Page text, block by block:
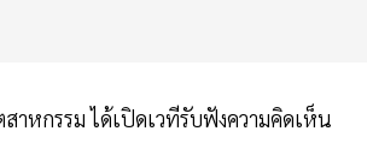
สาหกรรม ได้เปิดเวทีรับฟังความคิดเห็น